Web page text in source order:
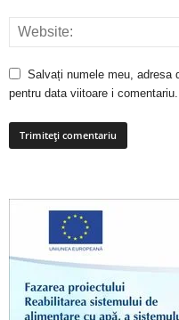
Salvați numele meu, adresa
pentru data viitoare i comentariu.